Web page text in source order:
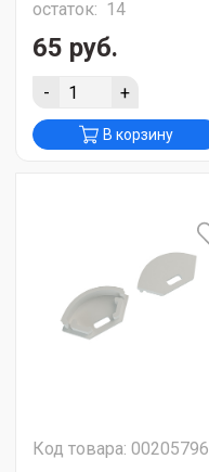
остаток: 14
65 руб.
- +
В корзину
Код товара: 00205796